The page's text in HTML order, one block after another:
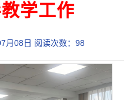
学工作
月08日 阅读次数： 98